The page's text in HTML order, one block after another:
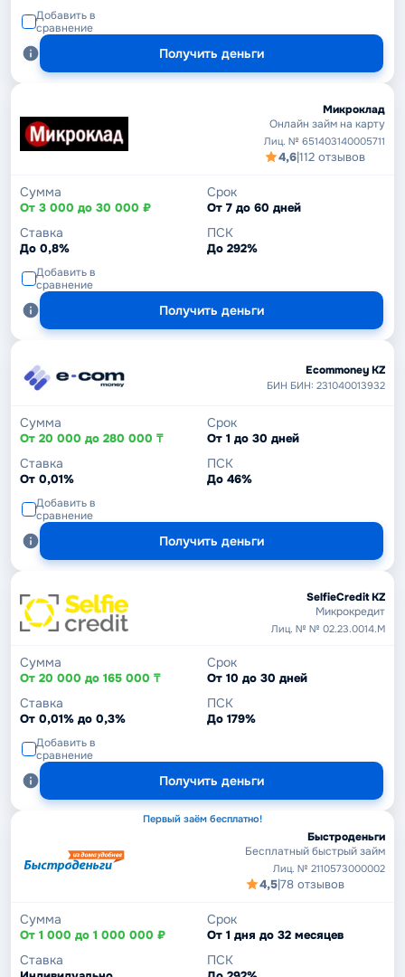
Добавить в
сравнение
Получить деньги
Микроклад
Онлайн займ на карту
Лиц. № 651403140005711
4,6|112 отзывов
Сумма
От 3 000 до 30 000 ₽
Срок
От 7 до 60 дней
Ставка
До 0,8%
ПСК
До 292%
Добавить в
сравнение
Получить деньги
Ecommoney KZ
БИН БИН: 231040013932
Сумма
От 20 000 до 280 000 ₸
Срок
От 1 до 30 дней
Ставка
От 0,01%
ПСК
До 46%
Добавить в
сравнение
Получить деньги
SelfieCredit KZ
Микрокредит
Лиц. № № 02.23.0014.М
Сумма
От 20 000 до 165 000 ₸
Срок
От 10 до 30 дней
Ставка
От 0,01% до 0,3%
ПСК
До 179%
Добавить в
сравнение
Получить деньги
Первый заём бесплатно!
Быстроденьги
Бесплатный быстрый займ
Лиц. № 2110573000002
4,5|78 отзывов
Сумма
От 1 000 до 1 000 000 ₽
Срок
От 1 дня до 32 месяцев
Ставка ПСК